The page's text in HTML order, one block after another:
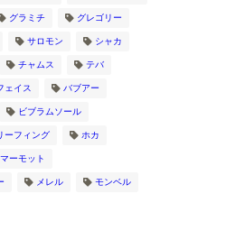
グラミチ グレゴリー
サロモン シャカ
チャムス テバ
ェイス バブアー
ビブラムソール
ーフィング ホカ
マーモット
メレル モンベル